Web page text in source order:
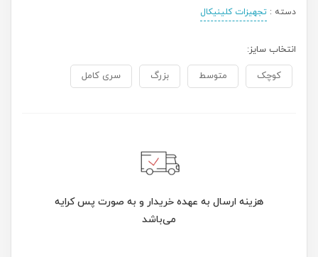
دسته : تجهیزات کلینیکال
انتخاب سایز:
کوچک متوسط بزرگ سری کامل
هزینه ارسال به عهده خریدار و به صورت پس کرایه
می‌باشد